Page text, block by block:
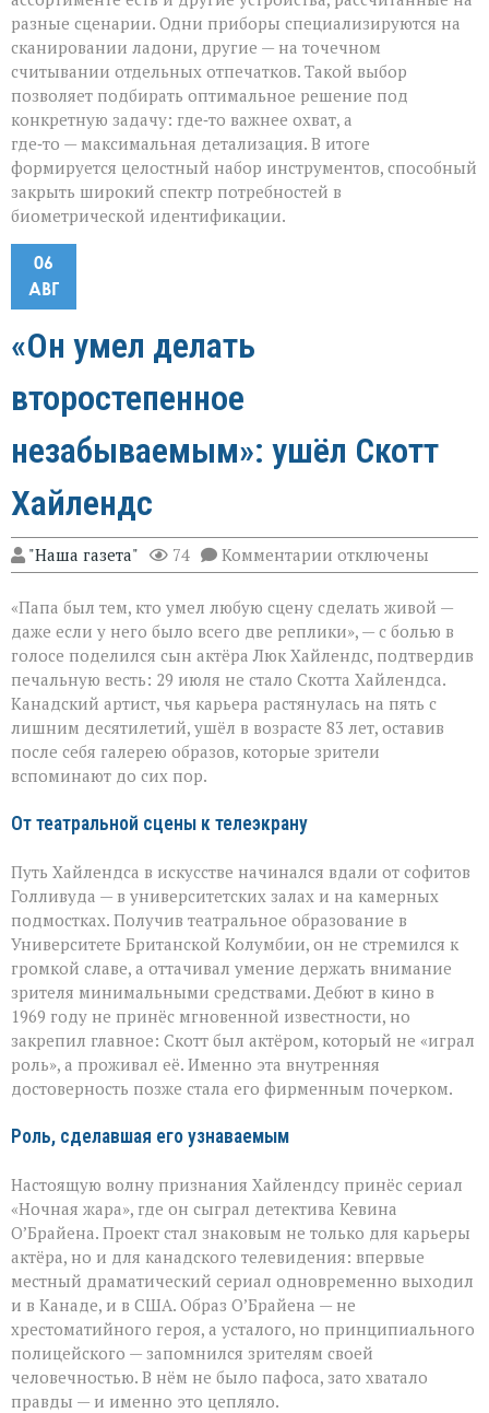
разные сценарии. Одни приборы специализируются на
сканировании ладони, другие — на точечном
считывании отдельных отпечатков. Такой выбор
позволяет подбирать оптимальное решение под
конкретную задачу: где‑то важнее охват, а
где‑то — максимальная детализация. В итоге
формируется целостный набор инструментов, способный
закрыть широкий спектр потребностей в
биометрической идентификации.
06
АВГ
«Он умел делать
второстепенное
незабываемым»: ушёл Скотт
Хайлендс
"Наша газета" 74 Комментарии к
записи
умел
делать
второстепенное
незабываемым»:
ушёл
Скотт
Хайлендс
отключены
«Папа был тем, кто умел любую сцену сделать живой —
даже если у него было всего две реплики», — с болью в
голосе поделился сын актёра Люк Хайлендс, подтвердив
печальную весть: 29 июля не стало Скотта Хайлендса.
Канадский артист, чья карьера растянулась на пять с
лишним десятилетий, ушёл в возрасте 83 лет, оставив
после себя галерею образов, которые зрители
вспоминают до сих пор.
От театральной сцены к телеэкрану
Путь Хайлендса в искусстве начинался вдали от софитов
Голливуда — в университетских залах и на камерных
подмостках. Получив театральное образование в
Университете Британской Колумбии, он не стремился к
громкой славе, а оттачивал умение держать внимание
зрителя минимальными средствами. Дебют в кино в
1969 году не принёс мгновенной известности, но
закрепил главное: Скотт был актёром, который не «играл
роль», а проживал её. Именно эта внутренняя
достоверность позже стала его фирменным почерком.
Роль, сделавшая его узнаваемым
Настоящую волну признания Хайлендсу принёс сериал
«Ночная жара», где он сыграл детектива Кевина
О’Брайена. Проект стал знаковым не только для карьеры
актёра, но и для канадского телевидения: впервые
местный драматический сериал одновременно выходил
и в Канаде, и в США. Образ О’Брайена — не
хрестоматийного героя, а усталого, но принципиального
полицейского — запомнился зрителям своей
человечностью. В нём не было пафоса, зато хватало
правды — и именно это цепляло.